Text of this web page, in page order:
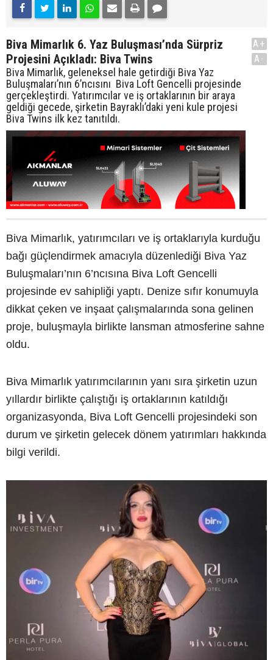
Biva Mimarlık 6. Yaz Buluşması’nda Sürpriz
Projesini Açıkladı: Biva Twins
Biva Mimarlık, geleneksel hale getirdiği Biva Yaz
Buluşmaları’nın 6’ncısını Biva Loft Gencelli projesinde
gerçekleştirdi. Yatırımcılar ve iş ortaklarının bir araya
geldiği gecede, şirketin Bayraklı’daki yeni kule projesi
Biva Twins ilk kez tanıtıldı.
A+
A-
Biva Mimarlık, yatırımcıları ve iş ortaklarıyla kurduğu
bağı güçlendirmek amacıyla düzenlediği Biva Yaz
Buluşmaları’nın 6’ncısına Biva Loft Gencelli
projesinde ev sahipliği yaptı. Denize sıfır konumuyla
dikkat çeken ve inşaat çalışmalarında sona gelinen
proje, buluşmayla birlikte lansman atmosferine sahne
oldu.
Biva Mimarlık yatırımcılarının yanı sıra şirketin uzun
yıllardır birlikte çalıştığı iş ortaklarının katıldığı
organizasyonda, Biva Loft Gencelli projesindeki son
durum ve şirketin gelecek dönem yatırımları hakkında
bilgi verildi.